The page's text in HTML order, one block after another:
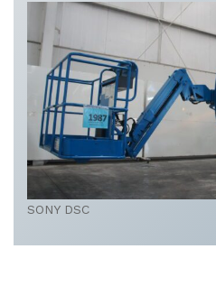
SONY DSC